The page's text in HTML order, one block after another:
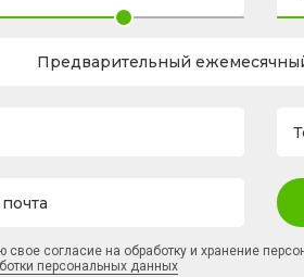
Предварительный
согласие на обработку и хранение
персональных данных